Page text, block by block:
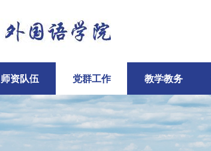
师资队伍 党群工作 教学教务